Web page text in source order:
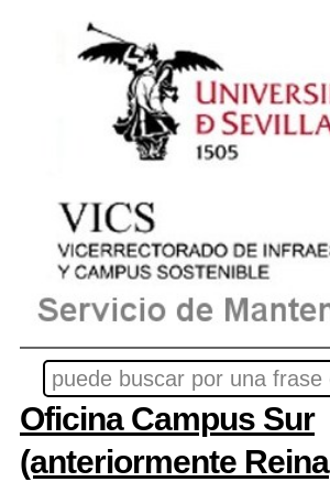
Oficina Campus Sur
(anteriormente Reina